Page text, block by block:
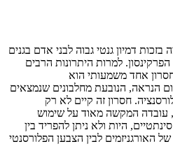
דמיון גנטי גבוה לבני אדם בגנים
למרות היתרונות הרבים
חסרון אחד משמעותי הוא
הנראה, הנובעת מחלבונים שנמצאים
חסרון זה קיים לא רק
עובדה המקשה מאוד על שימוש
היות ולא ניתן להפריד בין
האורגניזמים לבין הצבען הפלורסנטי